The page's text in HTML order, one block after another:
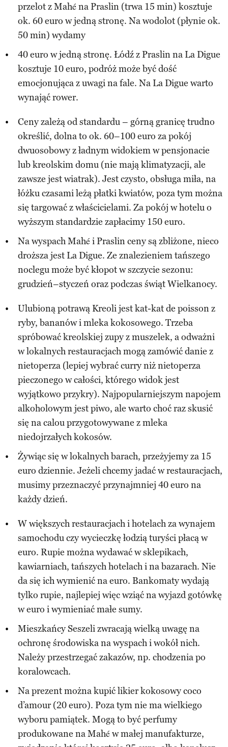
przelot z Mahé na Praslin (trwa 15 min) kosztuje
ok. 60 euro w jedną stronę. Na wodolot (płynie ok.
50 min) wydamy
40 euro w jedną stronę. Łódź z Praslin na La Digue
kosztuje 10 euro, podróż może być dość
emocjonująca z uwagi na fale. Na La Digue warto
wynająć rower.
Ceny zależą od standardu – górną granicę trudno
określić, dolna to ok. 60–100 euro za pokój
dwuosobowy z ładnym widokiem w pensjonacie
lub kreolskim domu (nie mają klimatyzacji, ale
zawsze jest wiatrak). Jest czysto, obsługa miła, na
łóżku czasami leżą płatki kwiatów, poza tym można
się targować z właścicielami. Za pokój w hotelu o
wyższym standardzie zapłacimy 150 euro.
Na wyspach Mahé i Praslin ceny są zbliżone, nieco
droższa jest La Digue. Ze znalezieniem tańszego
noclegu może być kłopot w szczycie sezonu:
grudzień–styczeń oraz podczas świąt Wielkanocy.
Ulubioną potrawą Kreoli jest kat-kat de poisson z
ryby, bananów i mleka kokosowego. Trzeba
spróbować kreolskiej zupy z muszelek, a odważni
w lokalnych restauracjach mogą zamówić danie z
nietoperza (lepiej wybrać curry niż nietoperza
pieczonego w całości, którego widok jest
wyjątkowo przykry). Najpopularniejszym napojem
alkoholowym jest piwo, ale warto choć raz skusić
się na calou przygotowywane z mleka
niedojrzałych kokosów.
Żywiąc się w lokalnych barach, przeżyjemy za 15
euro dziennie. Jeżeli chcemy jadać w restauracjach,
musimy przeznaczyć przynajmniej 40 euro na
każdy dzień.
W większych restauracjach i hotelach za wynajem
samochodu czy wycieczkę łodzią turyści płacą w
euro. Rupie można wydawać w sklepikach,
kawiarniach, tańszych hotelach i na bazarach. Nie
da się ich wymienić na euro. Bankomaty wydają
tylko rupie, najlepiej więc wziąć na wyjazd gotówkę
w euro i wymieniać małe sumy.
Mieszkańcy Seszeli zwracają wielką uwagę na
ochronę środowiska na wyspach i wokół nich.
Należy przestrzegać zakazów, np. chodzenia po
koralowcach.
Na prezent można kupić likier kokosowy coco
d’amour (20 euro). Poza tym nie ma wielkiego
wyboru pamiątek. Mogą to być perfumy
produkowane na Mahé w małej manufakturze,